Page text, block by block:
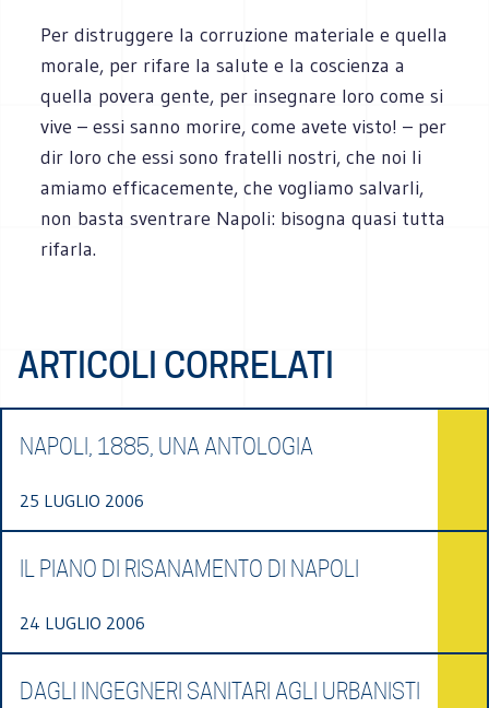
Per distruggere la corruzione materiale e quella
morale, per rifare la salute e la coscienza a
quella povera gente, per insegnare loro come si
vive – essi sanno morire, come avete visto! – per
dir loro che essi sono fratelli nostri, che noi li
amiamo efficacemente, che vogliamo salvarli,
non basta sventrare Napoli: bisogna quasi tutta
rifarla.
ARTICOLI CORRELATI
NAPOLI, 1885, UNA ANTOLOGIA
25 LUGLIO 2006
IL PIANO DI RISANAMENTO DI NAPOLI
24 LUGLIO 2006
DAGLI INGEGNERI SANITARI AGLI URBANISTI